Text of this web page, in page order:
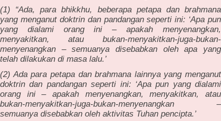
(1) “Ada, para bhikkhu, beberapa petapa dan brahmana
yang menganut doktrin dan pandangan seperti ini: ‘Apa pun
yang dialami orang ini – apakah menyenangkan,
menyakitkan, atau bukan-menyakitkan-juga-bukan-
menyenangkan – semuanya disebabkan oleh apa yang
telah dilakukan di masa lalu.’
(2) Ada para petapa dan brahmana lainnya yang menganut
doktrin dan pandangan seperti ini: ‘Apa pun yang dialami
orang ini – apakah menyenangkan, menyakitkan, atau
bukan-menyakitkan-juga-bukan-menyenangkan –
semuanya disebabkan oleh aktivitas Tuhan pencipta.’